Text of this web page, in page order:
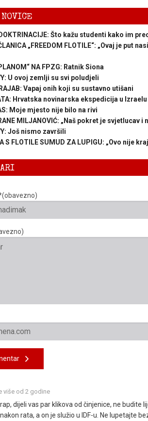
Što kažu studenti kako im
„FREEDOM FLOTILE“: „Ovaj je put
NA FPZG: Ratnik Siona
U ovoj zemlji su svi poludjeli
Vapaj onih koji su sustavno utišani
Hrvatska novinarska ekspedicija u Izraelu
Moje mjesto nije bilo na rivi
MILJANOVIĆ: „Naš pokret je svjetlucav i
Još nismo završili
S FLOTILE SUMUD ZA LUPIGU: „Ovo nije
više od 2 godine
dijeli vas par klikova od činjenice, ne budite
rata, a on je služio u IDF-u. Ne lupetajte